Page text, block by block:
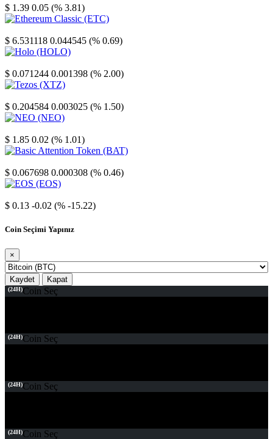
$ 1.39 0.05 (% 3.81)
$ 6.531118 0.044545 (% 0.69)
$ 0.071244 0.001398 (% 2.00)
$ 0.204584 0.003025 (% 1.50)
$ 1.85 0.02 (% 1.01)
$ 0.067698 0.000308 (% 0.46)
$ 0.13 -0.02 (% -15.22)
Coin Seçimi Yapınız
×
Kaydet Kapat
(24H)Coin Seç
(24H)Coin Seç
(24H)Coin Seç
(24H)Coin Seç